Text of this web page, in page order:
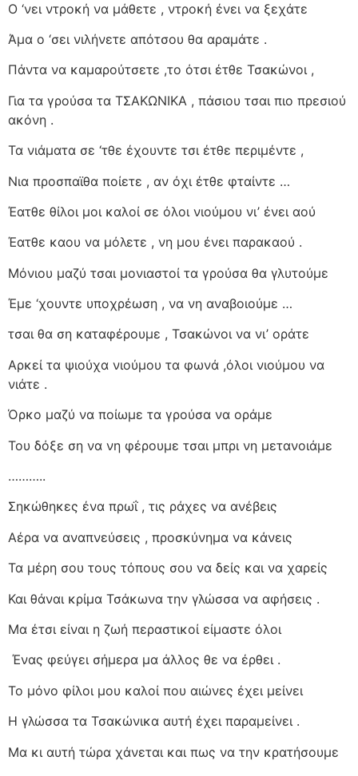
Ο ‘νει ντροκή να μάθετε , ντροκή ένει να ξεχάτε
Άμα ο ‘σει νιλήνετε απότσου θα αραμάτε .
Πάντα να καμαρούτσετε ,το ότσι έτθε Τσακώνοι ,
Για τα γρούσα τα ΤΣΑΚΩΝΙΚΑ , πάσιου τσαι πιο πρεσιού
ακόνη .
Τα νιάματα σε ‘τθε έχουντε τσι έτθε περιμέντε ,
Νια προσπαϊθα ποίετε , αν όχι έτθε φταίντε …
Έατθε θίλοι μοι καλοί σε όλοι νιούμου νι’ ένει αού
Έατθε καου να μόλετε , νη μου ένει παρακαού .
Μόνιου μαζύ τσαι μονιαστοί τα γρούσα θα γλυτούμε
Έμε ‘χουντε υποχρέωση , να νη αναβοιούμε …
τσαι θα ση καταφέρουμε , Τσακώνοι να νι’ οράτε
Αρκεί τα ψιούχα νιούμου τα φωνά ,όλοι νιούμου να
νιάτε .
Όρκο μαζύ να ποίωμε τα γρούσα να οράμε
Του δόξε ση να νη φέρουμε τσαι μπρι νη μετανοιάμε
………..
Σηκώθηκες ένα πρωΐ , τις ράχες να ανέβεις
Αέρα να αναπνεύσεις , προσκύνημα να κάνεις
Τα μέρη σου τους τόπους σου να δείς και να χαρείς
Και θάναι κρίμα Τσάκωνα την γλώσσα να αφήσεις .
Μα έτσι είναι η ζωή περαστικοί είμαστε όλοι
Ένας φεύγει σήμερα μα άλλος θε να έρθει .
Το μόνο φίλοι μου καλοί που αιώνες έχει μείνει
Η γλώσσα τα Τσακώνικα αυτή έχει παραμείνει .
Μα κι αυτή τώρα χάνεται και πως να την κρατήσουμε